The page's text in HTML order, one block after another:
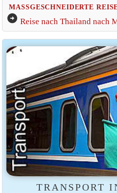
MASSGESCHNEIDERTE
arrow_circle_right Reise nach Thailand nach
TRANSPORT